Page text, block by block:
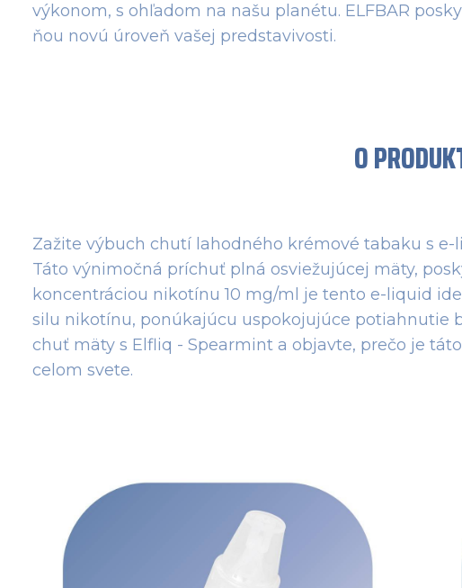
výkonom, s ohľadom na našu planétu. ELFBAR
ňou novú úroveň vašej predstavivosti.
O
Zažite výbuch chutí lahodného krémové tabaku s e-
Táto výnimočná príchuť plná osviežujúcej mäty,
koncentráciou nikotínu 10 mg/ml je tento e-liquid
silu nikotínu, ponúkajúcu uspokojujúce potiahnutie
chuť mäty s Elfliq - Spearmint a objavte, prečo je
celom svete.